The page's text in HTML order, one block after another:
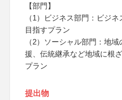
【部門】
（1）ビジネス部門：ビジ
目指すプラン
（2）ソーシャル部門：地
援、伝統継承など地域に根
プラン
提出物